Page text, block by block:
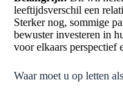
leeftijdsverschil een
Sterker nog, sommige
bewuster investeren in
voor elkaars perspectief
Waar moet u op letten